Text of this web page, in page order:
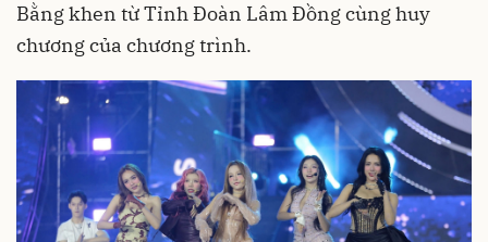
Bằng khen từ Tỉnh Đoàn Lâm Đồng cùng huy
chương của chương trình.